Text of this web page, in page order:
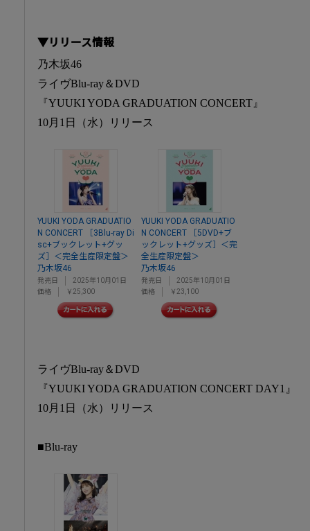
▼リリース情報
乃木坂46
ライヴBlu-ray＆DVD
『YUUKI YODA GRADUATION CONCERT』
10月1日（水）リリース
YUUKI YODA GRADUATIO
N CONCERT ［3Blu-ray Di
sc+ブックレット+グッ
ズ］＜完全生産限定盤＞
乃木坂46
発売日
2025年10月01日
価格
￥25,300
YUUKI YODA GRADUATIO
N CONCERT ［5DVD+ブ
ックレット+グッズ］＜完
全生産限定盤＞
乃木坂46
発売日
2025年10月01日
価格
￥23,100
ライヴBlu-ray＆DVD
『YUUKI YODA GRADUATION CONCERT DAY1』
10月1日（水）リリース
■Blu-ray